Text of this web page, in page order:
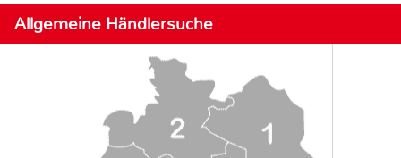
Allgemeine Händlersuche